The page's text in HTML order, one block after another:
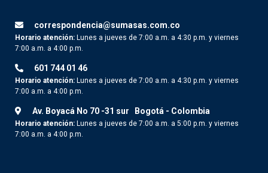
correspondencia@sumasas.com.co
Horario atención: Lunes a jueves de 7:00 a.m. a 4:30 p.m. y viernes
7:00 a.m. a 4:00 p.m.
601 744 01 46
Horario atención: Lunes a jueves de 7:00 a.m. a 4:30 p.m. y viernes
7:00 a.m. a 4:00 p.m.
Av. Boyacá No 70 -31 sur Bogotá - Colombia
Horario atención: Lunes a jueves de 7:00 a.m. a 5:00 p.m. y viernes
7:00 a.m. a 4:00 p.m.